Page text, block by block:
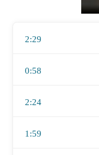
2:29
0:58
2:24
1:59